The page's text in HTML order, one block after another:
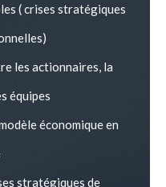
( crises stratégiques
les actionnaires, la
équipes
économique en
stratégiques de